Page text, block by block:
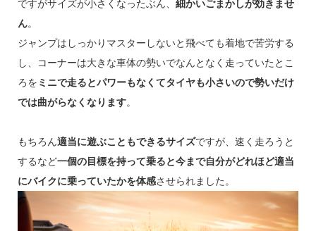
ですがサイズが小さくなったぶん、 細かいごまかしが効きませ
ん。
ジャンプはしっかりマスターしないと飛べても着地で苦労する
し、コーナーは大きな車体の勢いでなんとなく走っていたとこ
ろを ミニで走るとパワーもなくてタイヤも小さいので勢いだけ
では曲がらなくなります。
もちろん適当に遊ぶこともできるサイズですが、速く走ろうと
するなど一個の目標を持って乗ると今まで自分がどれほど適当
にバイクに乗っていたかを体感させられました。